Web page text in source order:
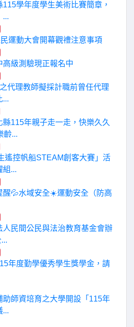
115學年度學生美術比賽簡章，
...
運動大會開幕觀禮注意事項
高級測驗現正報名中
代理教師擬採計職前曾任代理
...
縣115年親子走一走，快樂久久
齡...
遙控帆船STEAM創客大賽」活
組...
💦水域安全☀️運動安全（防高
人民間公民與法治教育基金會辦
年度勤學優秀學生獎學金，請
助師資培育之大學開設「115年
...